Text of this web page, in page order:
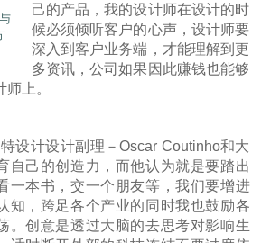
己的产品，我的设计师在设计的时
候必须倾听客户的心声，设计师要
深入到客户业务端，才能理解到更
多资讯，公司如果因此赚钱也能够
上。
设计设计副理－Oscar Coutinho和大
自己的创造力，而他认为就是要踏出
一本书，交一个朋友等，我们要增进
知，跨足各个产业的同时我也鼓励各
。创意是透过大脑的去思考对影响生